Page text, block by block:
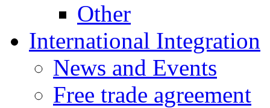
Other
International Integration
News and Events
Free trade agreement